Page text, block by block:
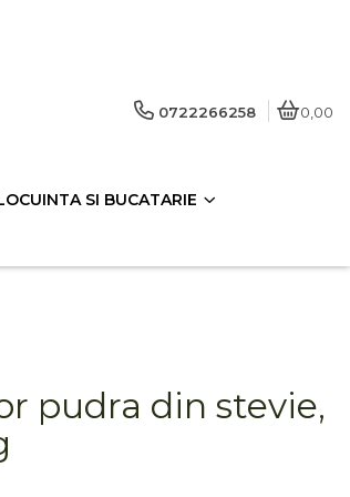
0722266258 0,00
SI BUCATARIE
pudra din stevie,